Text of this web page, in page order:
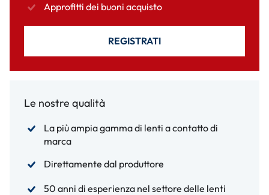
Approfitti dei buoni acquisto
REGISTRATI
Le nostre qualità
La più ampia gamma di lenti a contatto di
marca
Direttamente dal produttore
50 anni di esperienza nel settore delle lenti